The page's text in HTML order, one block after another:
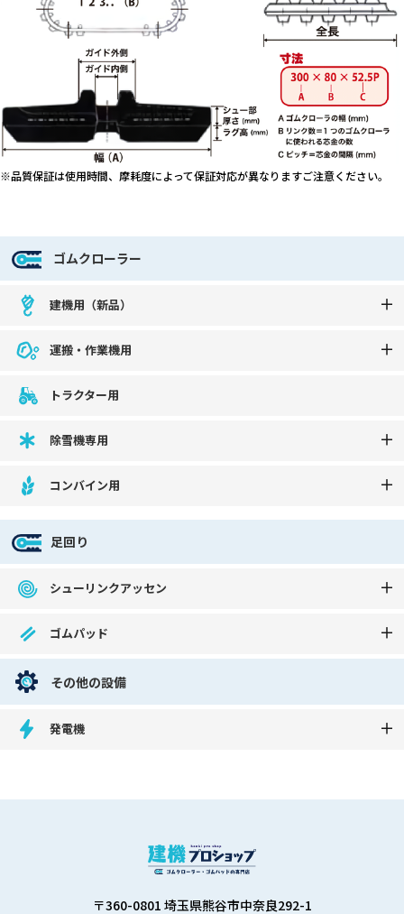
※品質保証は使用時間、摩耗度によって保証対応が異なりますご注意ください。
ゴムクローラー
建機用（新品）
運搬・作業機用
トラクター用
除雪機専用
コンバイン用
足回り
シューリンクアッセン
ゴムパッド
その他の設備
発電機
〒360-0801 埼玉県熊谷市中奈良292-1